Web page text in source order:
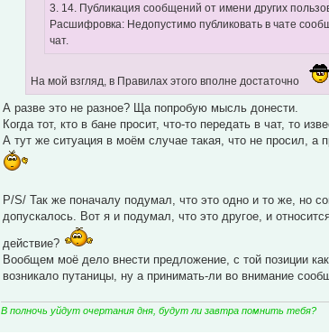
3. 14. Публикация сообщений от имени других
Расшифровка: Недопустимо публиковать в чате
чат.
На мой взгляд, в Правилах этого вполне достаточно
А разве это не разное? Ща попробую мысль донести.
Когда тот, кто в бане просит, что-то передать в чат, то
А тут же ситуация в моём случае такая, что не просил, а
P/S/ Так же поначалу подумал, что это одно и то же, но
допускалось. Вот я и подумал, что это другое, и
действие?
Вообщем моё дело внести предложение, с той позиции
возникало путаницы, ну а принимать-ли во внимание
В полночь уйдут очертания дня, будут ли завтра помнить тебя?